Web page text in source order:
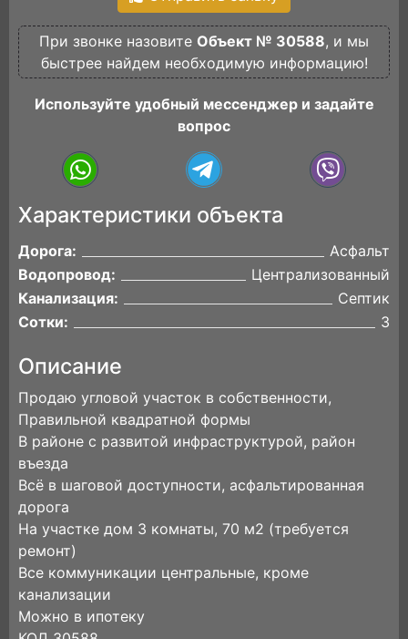
При звонке назовите Объект № 30588, и мы
быстрее найдем необходимую информацию!
Используйте удобный мессенджер и задайте
вопрос
Характеристики объекта
Дорога:
Асфальт
Водопровод:
Централизованный
Канализация:
Септик
Сотки:
3
Описание
Продаю угловой участок в собственности,
Правильной квадратной формы
В районе с развитой инфраструктурой, район
въезда
Всё в шаговой доступности, асфальтированная
дорога
На участке дом 3 комнаты, 70 м2 (требуется
ремонт)
Все коммуникации центральные, кроме
канализации
Можно в ипотеку